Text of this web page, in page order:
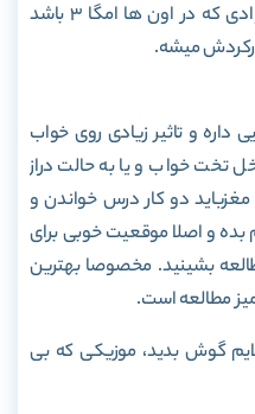
سالمون،سویا،دانه کدو تنبل و موادی که در اون ها امگا ۳ باشد
میشه.
داره و تاثیر زیادی روی خواب
تخت خواب و یا به حالت دراز
دو کار درس خواندن و
بده و اصلا موقعیت خوبی برای
بشینید. مخصوصا بهترین
مطالعه است.
گوش بدید، موزیکی که بی